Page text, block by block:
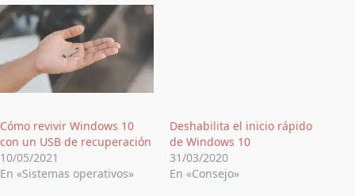
Cómo revivir Windows 10
con un USB de recuperación
10/05/2021
En «Sistemas operativos»
Deshabilita el inicio rápido
de Windows 10
31/03/2020
En «Consejo»